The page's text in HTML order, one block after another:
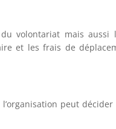
volontariat mais aussi
et les frais de
peut décider